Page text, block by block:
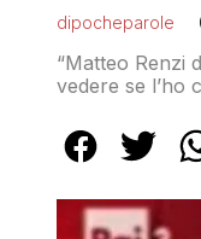
dipocheparole
“Matteo Renzi
vedere se l’ho